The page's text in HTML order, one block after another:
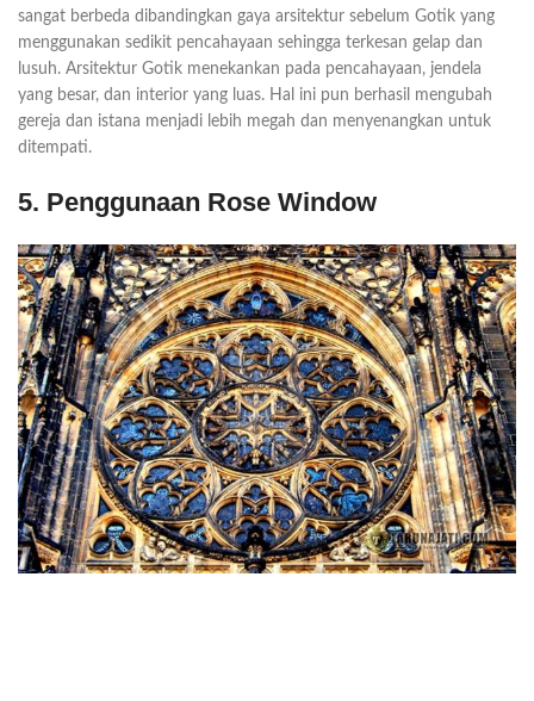
sangat berbeda dibandingkan gaya arsitektur sebelum Gotik yang
menggunakan sedikit pencahayaan sehingga terkesan gelap dan
lusuh. Arsitektur Gotik menekankan pada pencahayaan, jendela
yang besar, dan interior yang luas. Hal ini pun berhasil mengubah
gereja dan istana menjadi lebih megah dan menyenangkan untuk
ditempati.
5. Penggunaan Rose Window